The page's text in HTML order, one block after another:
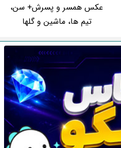
عکس همسر و پسرش+ سن،
تیم ها، ماشین و گلها